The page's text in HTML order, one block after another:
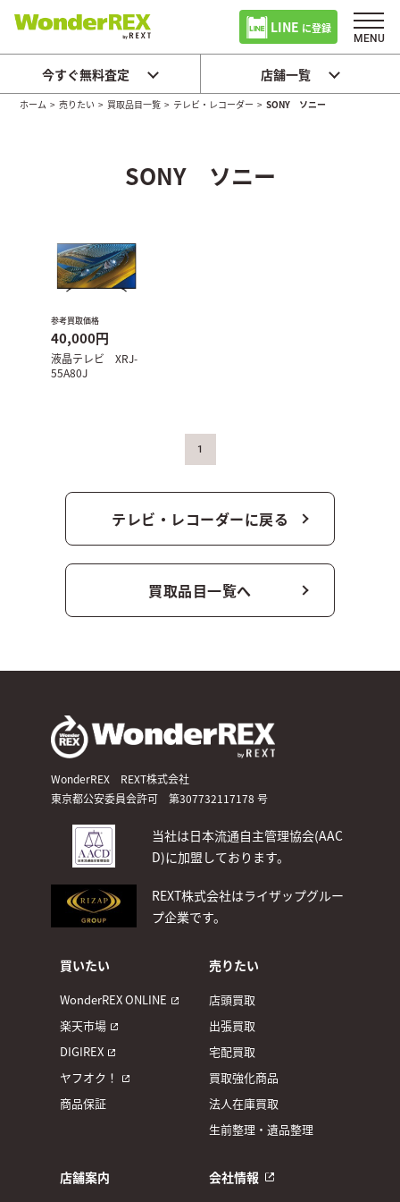
LINE に登録
今すぐ無料査定 店舗一覧
ホーム >売りたい > 買取品目一覧 > テレビ・レコーダー >SONY ソニー
SONY ソニー
参考買取価格
40,000円
液晶テレビ XRJ-
55A80J
1
テレビ・レコーダーに戻る
買取品目一覧へ
WonderREX REXT株式会社
東京都公安委員会許可 第307732117178 号
当社は日本流通自主管理協会(AAC
D)に加盟しております。
REXT株式会社はライザップグルー
プ企業です。
買いたい
WonderREX ONLINE
楽天市場
DIGIREX
ヤフオク！
商品保証
売りたい
店頭買取
出張買取
宅配買取
買取強化商品
法人在庫買取
生前整理・遺品整理
店舗案内 会社情報